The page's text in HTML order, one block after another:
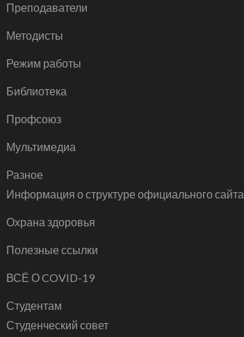
Преподаватели
Методисты
Режим работы
Библиотека
Профсоюз
Мультимедиа
Разное
Информация о структуре официального сайта
Охрана здоровья
Полезные ссылки
ВСЁ О COVID-19
Студентам
Студенческий совет